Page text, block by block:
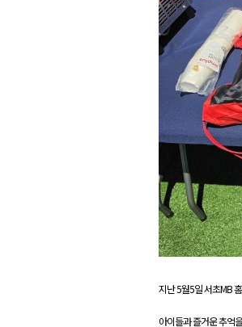
지난 5월5일 서초MB
아이들과 즐거운 추억